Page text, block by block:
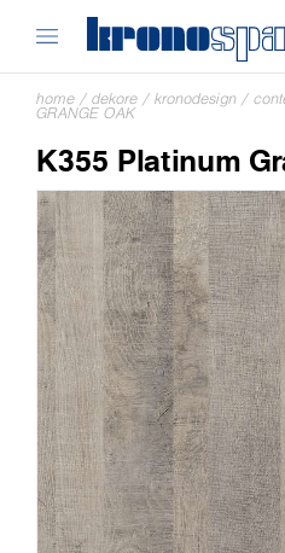
home / dekore / kronodesign /
GRANGE OAK
K355 Platinum